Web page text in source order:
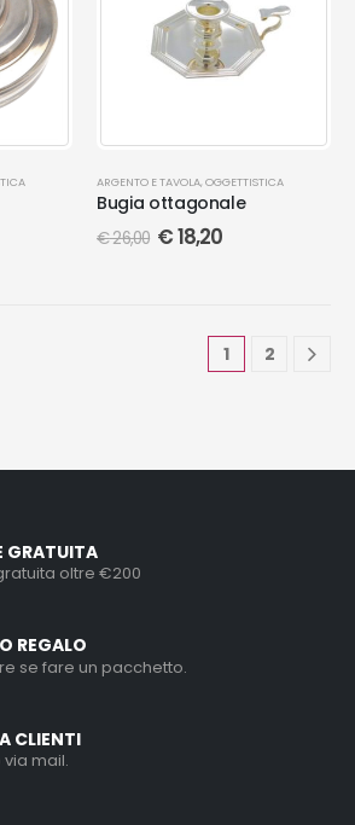
ARGENTO E TAVOLA, OGGETTISTICA
Bugia ottagonale
€26,00 €18,20
1 2
GRATUITA
oltre €200
REGALO
se fare un pacchetto.
CLIENTI
mail.